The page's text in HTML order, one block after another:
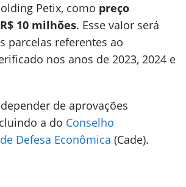
Petix, como preço
10 milhões. Esse valor será
parcelas referentes ao
nos anos de 2023, 2024 e
de aprovações
a do Conselho
Defesa Econômica (Cade).